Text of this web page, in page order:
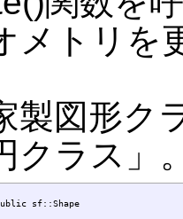
メトリを
製図形ク
クラス」
sf::Shape